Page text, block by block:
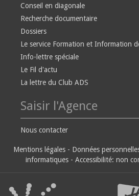
Conseil en diagonale
Recherche documentaire
Dossiers
Le service Formation et Information
Info-lettre spéciale
Le Fil d'actu
La lettre du Club ADS
Saisir l'Agence
Nous contacter
Mentions légales - Données
informatiques - Accessibilité: non